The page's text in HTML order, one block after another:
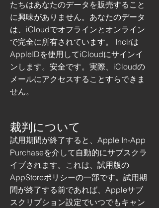
たちはあなたのデータを販売すること
に興味がありません。あなたのデータ
は、iCloudでオフラインとオンライン
で完全に所有されています。 Inclrは
AppleIDを使用してiCloudにサインイ
ンします。安全です。実際、iCloudの
メールにアクセスすることすらできま
せん。
裁判について
試用期間が終了すると、Apple In-App
Purchaseを介して自動的にサブスクラ
イブされます。これは、試用版の
AppStoreポリシーの一部です。試用期
間が終了する前であれば、Appleサブ
スクリプション設定でいつでもキャン